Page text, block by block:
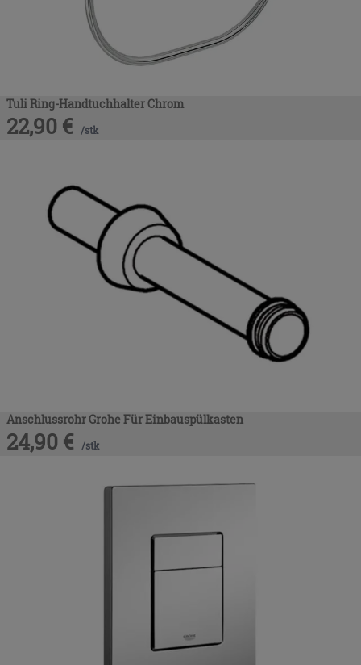
Tuli Ring-Handtuchhalter Chrom
22,90 € /stk
Anschlussrohr Grohe Für Einbauspülkasten
24,90 € /stk